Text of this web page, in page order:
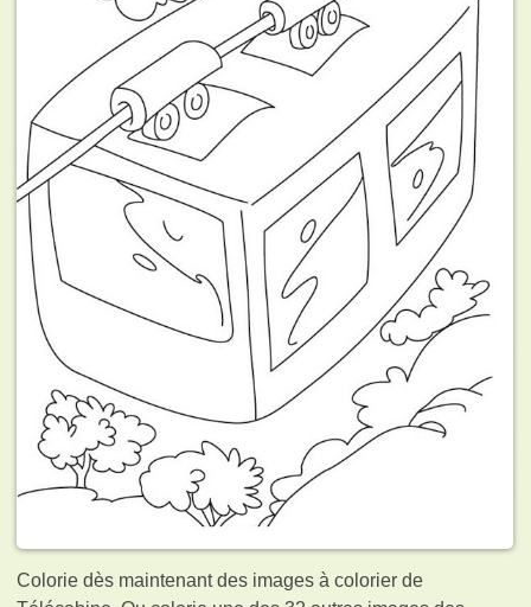
Colorie dès maintenant des images à colorier de